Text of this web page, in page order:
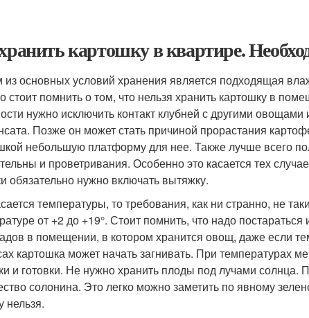
картошку в квартире.
основных условий хранения является подходящая
стоит помнить о том, что нельзя хранить картошку в
нужно исключить контакт клубней с другими
Позже он может стать причиной прорастания
небольшую платформу для нее. Также лучше всего
и проветривания. Особенно это касается тех
обязательно нужно включать вытяжку.
температуры, то требования, как ни странно, не
от +2 до +19°. Стоит помнить, что надо
в помещении, в котором хранится овощ, даже если
картошка может начать загнивать. При температурах
и готовки. Не нужно хранить плоды под лучами солнца.
солонина. Это легко можно заметить по явному
нельзя.